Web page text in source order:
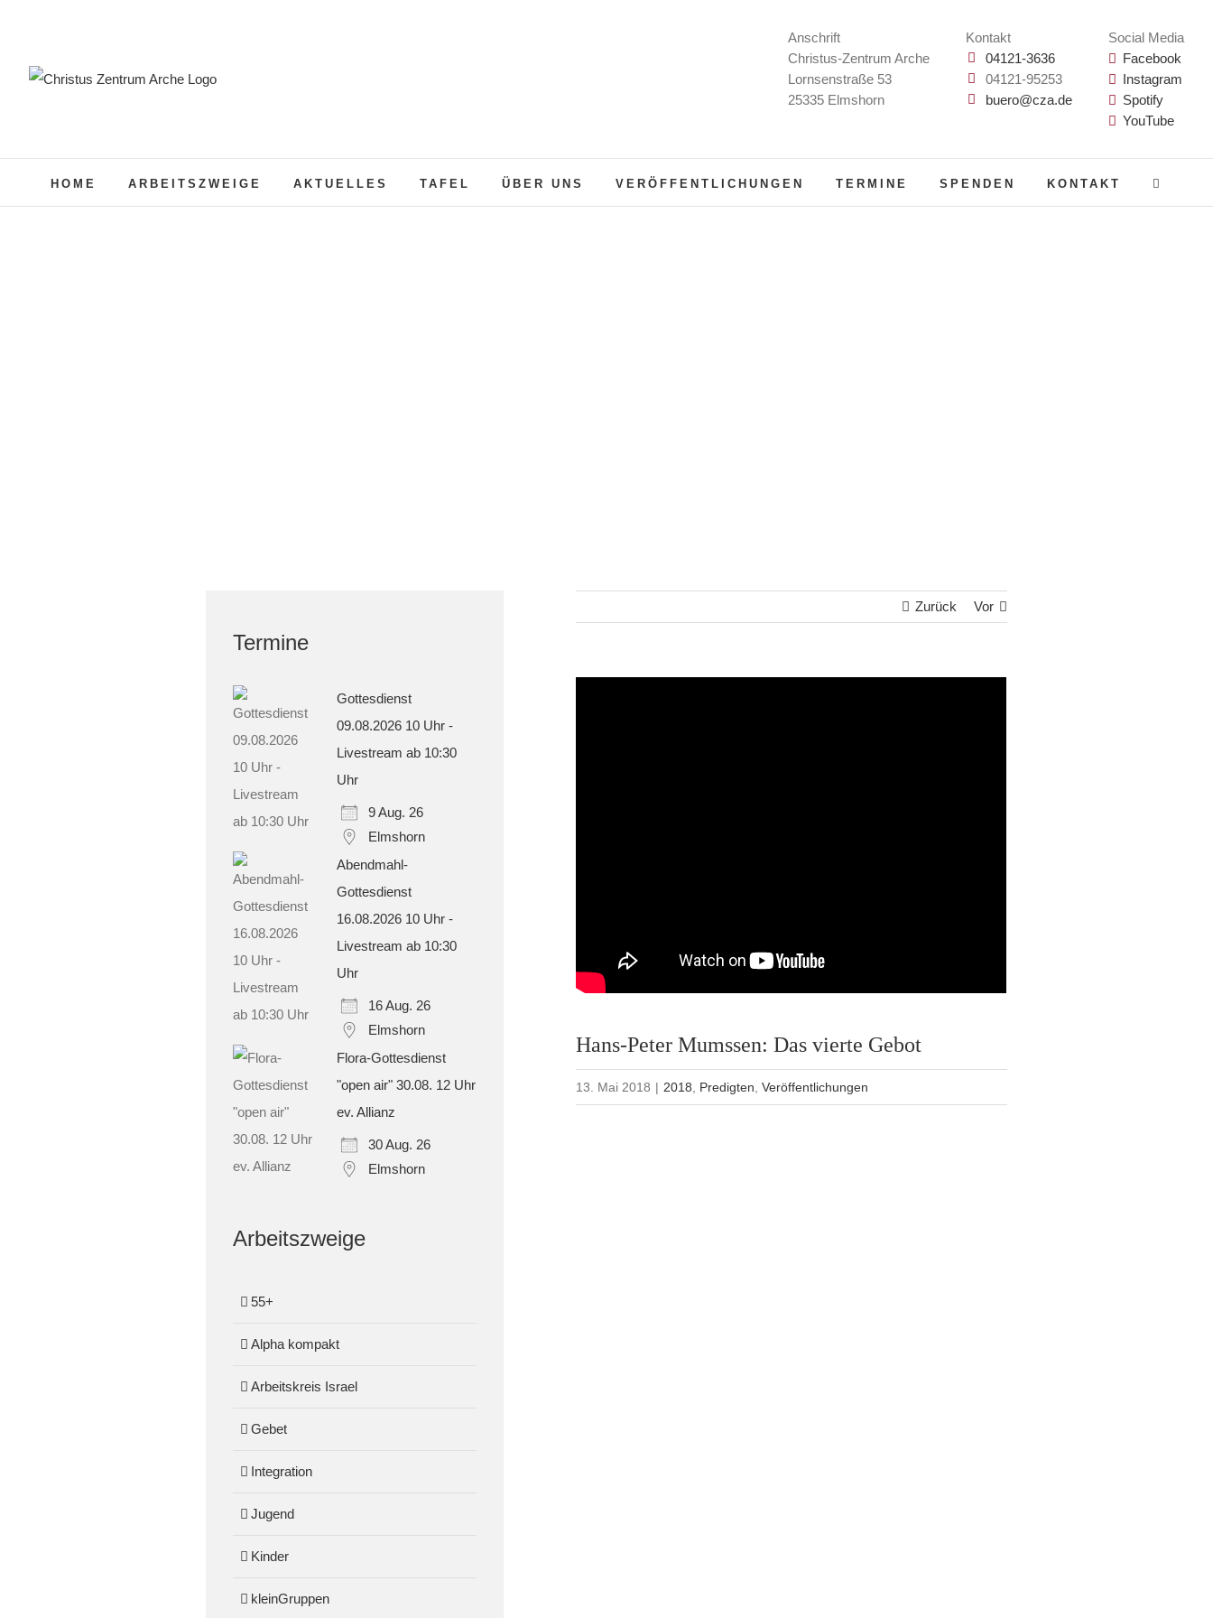
springen
Anschrift
Christus-Zentrum Arche
Lornsenstraße 53
25335 Elmshorn
Kontakt
04121-3636
04121-95253
buero@cza.de
Social Media
Facebook
Instagram
Spotify
YouTube
HOME ARBEITSZWEIGE AKTUELLES TAFEL ÜBER UNS VERÖFFENTLICHUNGEN TERMINE SPENDEN KONTAKT
Zurück Vor
Hans-Peter Mumssen: Das vierte Gebot
13. Mai 2018 | 2018 Predigten ,Veröffentlichungen
Termine
Gottesdienst
09.08.2026 10 Uhr -
Livestream ab 10:30
Uhr
9 Aug. 26
Elmshorn
Abendmahl-
Gottesdienst
16.08.2026 10 Uhr -
Livestream ab 10:30
Uhr
16 Aug. 26
Elmshorn
Flora-Gottesdienst
"open air" 30.08. 12 Uhr
ev. Allianz
30 Aug. 26
Elmshorn
Arbeitszweige
55+
Alpha kompakt
Arbeitskreis Israel
Gebet
Integration
Jugend
Kinder
kleinGruppen